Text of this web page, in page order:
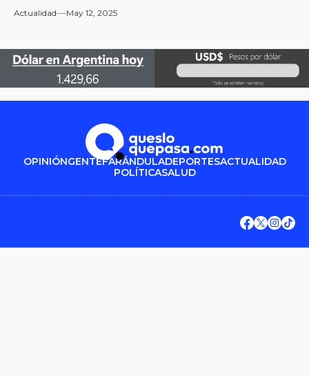
Actualidad May 12, 2025
OPINIÓNGENTEFARÁNDULADEPORTESACTUALIDAD
POLÍTICASALUD